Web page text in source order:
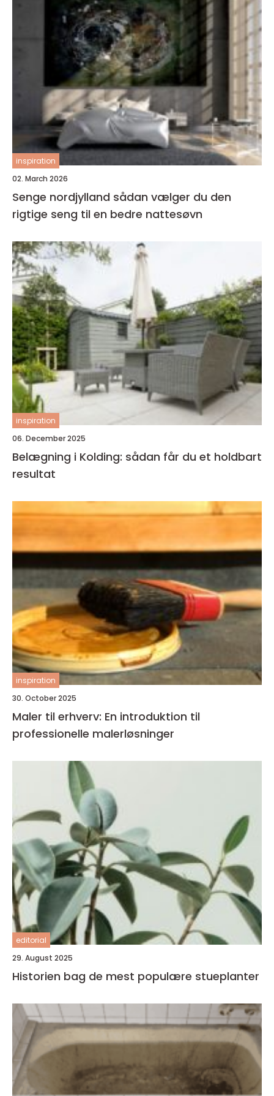
inspiration
02. March 2026
Senge nordjylland sådan vælger du den
rigtige seng til en bedre nattesøvn
inspiration
06. December 2025
Belægning i Kolding: sådan får du et holdbart
resultat
inspiration
30. October 2025
Maler til erhverv: En introduktion til
professionelle malerløsninger
editorial
29. August 2025
Historien bag de mest populære stueplanter